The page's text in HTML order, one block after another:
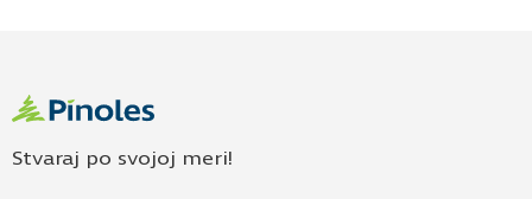
Stvaraj po svojoj meri!